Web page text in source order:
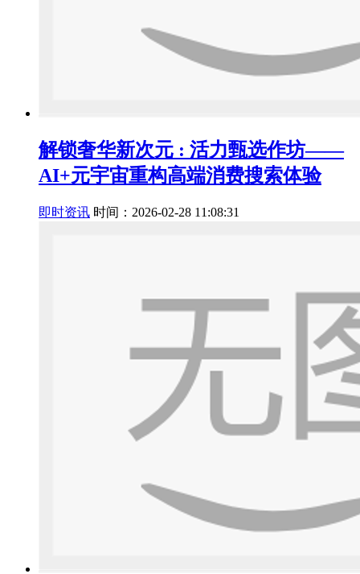
解锁奢华新次元 : 活力甄选作坊——
AI+元宇宙重构高端消费搜索体验
即时资讯 时间：2026-02-28 11:08:31